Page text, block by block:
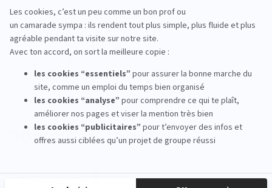
Ecole de journalisme bordeaux
Downloadbrochure